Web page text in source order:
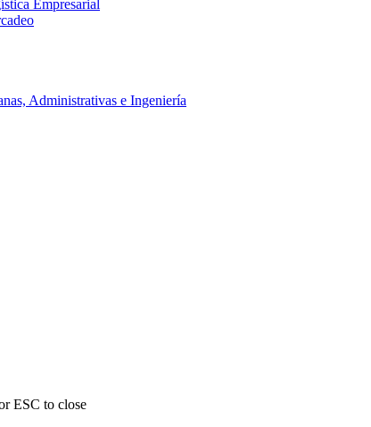
Empresarial
Administrativas e Ingeniería
ESC to close